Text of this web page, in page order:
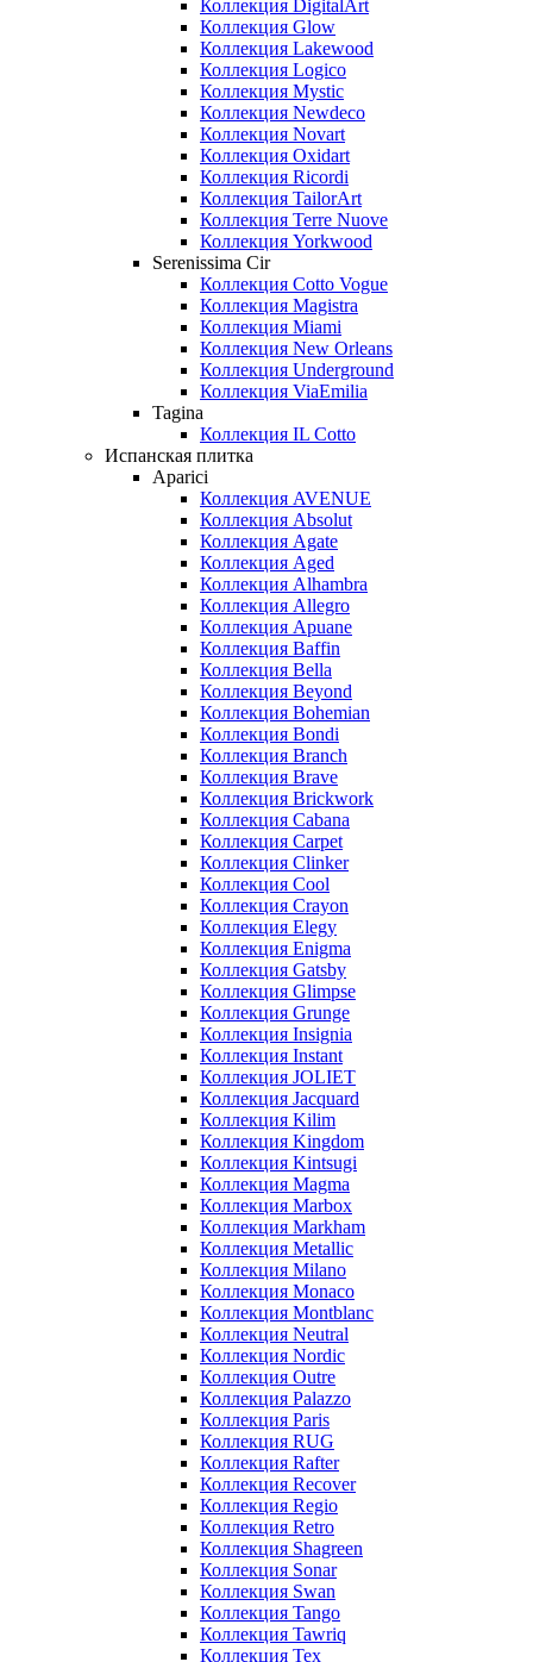
Коллекция DigitalArt
Коллекция Glow
Коллекция Lakewood
Коллекция Logico
Коллекция Mystic
Коллекция Newdeco
Коллекция Novart
Коллекция Oxidart
Коллекция Ricordi
Коллекция TailorArt
Коллекция Terre Nuove
Коллекция Yorkwood
Serenissima Cir
Коллекция Cotto Vogue
Коллекция Magistra
Коллекция Miami
Коллекция New Orleans
Коллекция Underground
Коллекция ViaEmilia
Tagina
Коллекция IL Cotto
Испанская плитка
Aparici
Коллекция AVENUE
Коллекция Absolut
Коллекция Agate
Коллекция Aged
Коллекция Alhambra
Коллекция Allegro
Коллекция Apuane
Коллекция Baffin
Коллекция Bella
Коллекция Beyond
Коллекция Bohemian
Коллекция Bondi
Коллекция Branch
Коллекция Brave
Коллекция Brickwork
Коллекция Cabana
Коллекция Carpet
Коллекция Clinker
Коллекция Cool
Коллекция Crayon
Коллекция Elegy
Коллекция Enigma
Коллекция Gatsby
Коллекция Glimpse
Коллекция Grunge
Коллекция Insignia
Коллекция Instant
Коллекция JOLIET
Коллекция Jacquard
Коллекция Kilim
Коллекция Kingdom
Коллекция Kintsugi
Коллекция Magma
Коллекция Marbox
Коллекция Markham
Коллекция Metallic
Коллекция Milano
Коллекция Monaco
Коллекция Montblanc
Коллекция Neutral
Коллекция Nordic
Коллекция Outre
Коллекция Palazzo
Коллекция Paris
Коллекция RUG
Коллекция Rafter
Коллекция Recover
Коллекция Regio
Коллекция Retro
Коллекция Shagreen
Коллекция Sonar
Коллекция Swan
Коллекция Tango
Коллекция Tawriq
Коллекция Tex